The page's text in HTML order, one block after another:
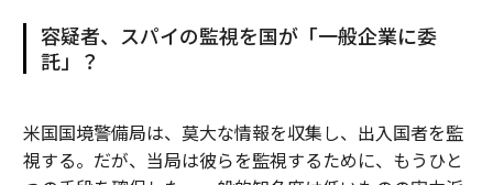
容疑者、スパイの監視を国が「一般企業に委
託」？
米国国境警備局は、莫大な情報を収集し、出入国者を監
視する。だが、当局は彼らを監視するために、もうひと